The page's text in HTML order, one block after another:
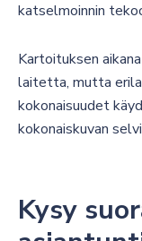
katselmoinnin
Kartoituksen
laitetta, mutta
kokonaisuudet
kokonaiskuvan
Kysy